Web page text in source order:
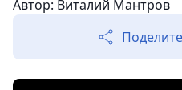
Автор: Виталий Мантров